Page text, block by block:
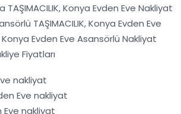
TAŞIMACILIK, Konya Evden Eve Nakliyat
TAŞIMACILIK, Konya Evden Eve
Evden Eve Asansörlü Nakliyat
Fiyatları
nakliyat
Eve nakliyat
Eve nakliyat